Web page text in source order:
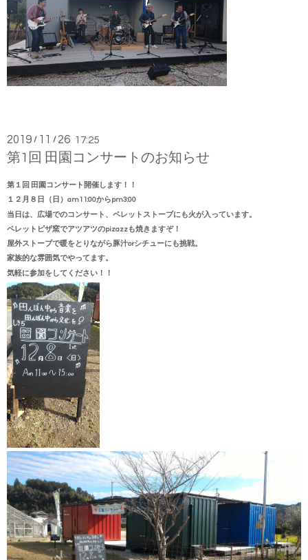
2019 / 11 / 26 17:25
第1回 田園コンサートのお知らせ
第１回 田園コンサート開催します！！
１２月８日（日）am11:00からpm3:00
当日は、広場でのコンサート、ペレットストーブにも火が入っています。
ペレットピザ窯でアツアツのpizazzも焼きますぞ！
屋外ストーブで暖をとりながら豚汁orシチューにも挑戦。
家族的な雰囲気でやってます。
気軽に参加をしてください！！